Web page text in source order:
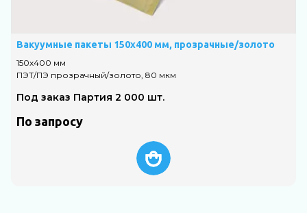
Вакуумные пакеты 150х400 мм, прозрачные/золото
150х400 мм
ПЭТ/ПЭ прозрачный/золото, 80 мкм
Под заказ Партия 2 000 шт.
По запросу